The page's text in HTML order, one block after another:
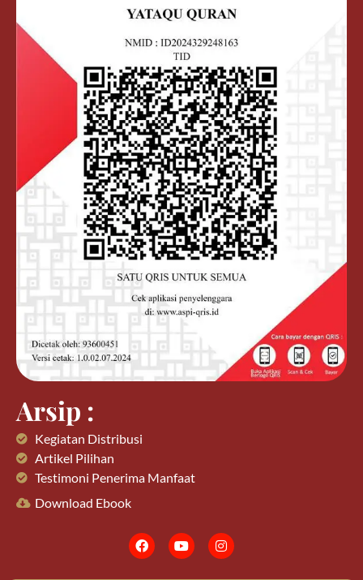
Arsip :
Kegiatan Distribusi
Artikel Pilihan
Testimoni Penerima Manfaat
Download Ebook